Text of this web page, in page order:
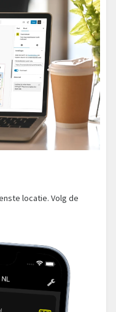
locatie. Volg de